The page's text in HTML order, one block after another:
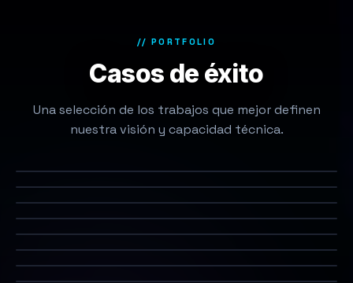
// PORTFOLIO
Casos de éxito
Una selección de los trabajos que mejor definen
nuestra visión y capacidad técnica.
Museo Alborán
250 Años de Futuro
Viajeros con B
Mobility City